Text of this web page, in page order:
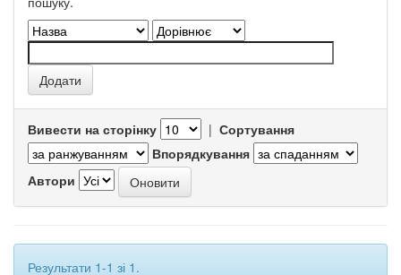
Вивести на сторінку | Сортування
Впорядкування
Автори
Результати 1-1 зі 1.